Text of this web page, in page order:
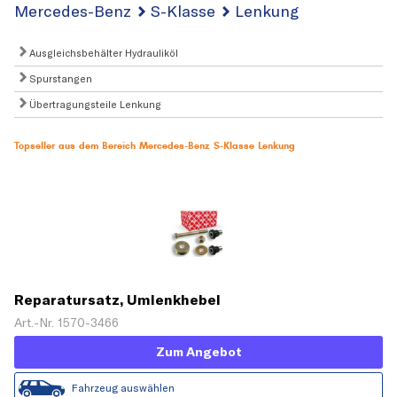
Mercedes-Benz S-Klasse Lenkung
Ausgleichsbehälter Hydrauliköl
Spurstangen
Übertragungsteile Lenkung
Topseller aus dem Bereich Mercedes-Benz S-Klasse Lenkung
Reparatursatz, Umlenkhebel
Art.-Nr. 1570-3466
Zum Angebot
Fahrzeug auswählen